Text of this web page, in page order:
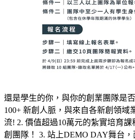
還是學生的你，與你的創業團隊是
100+ 新創人脈，與來自各新創領域
流! 2. 價值超過10萬元的紮實培育課
創團隊！ 3. 站上DEMO DAY舞台